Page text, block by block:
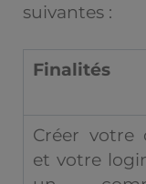
suivantes :
Finalités
Créer votre
et votre